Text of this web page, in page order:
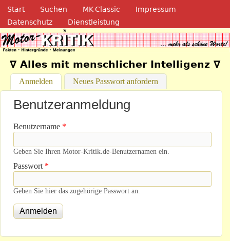
Direkt zum Inhalt
Navigation
Start Suchen MK-Classic
Impressum
Datenschutz
Dienstleistung
Motor-Kritik.de
∇ Alles mit menschlicher Intelligenz ∇
Anmelden (aktiver Reiter)
Neues Passwort anfordern
Benutzeranmeldung
Benutzername *
Geben Sie Ihren Motor-Kritik.de-Benutzernamen ein.
Passwort *
Geben Sie hier das zugehörige Passwort an.